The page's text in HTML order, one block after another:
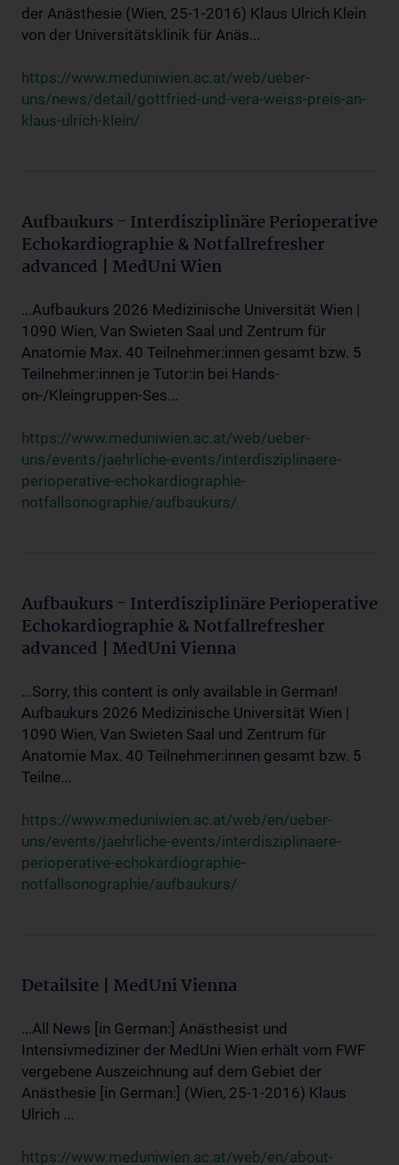
der Anästhesie (Wien, 25-1-2016) Klaus Ulrich Klein
von der Universitätsklinik für Anäs...
https://www.meduniwien.ac.at/web/ueber-
uns/news/detail/gottfried-und-vera-weiss-preis-an-
klaus-ulrich-klein/
Aufbaukurs - Interdisziplinäre Perioperative
Echokardiographie & Notfallrefresher
advanced | MedUni Wien
...Aufbaukurs 2026 Medizinische Universität Wien |
1090 Wien, Van Swieten Saal und Zentrum für
Anatomie Max. 40 Teilnehmer:innen gesamt bzw. 5
Teilnehmer:innen je Tutor:in bei Hands-
on-/Kleingruppen-Ses...
https://www.meduniwien.ac.at/web/ueber-
uns/events/jaehrliche-events/interdisziplinaere-
perioperative-echokardiographie-
notfallsonographie/aufbaukurs/
Aufbaukurs - Interdisziplinäre Perioperative
Echokardiographie & Notfallrefresher
advanced | MedUni Vienna
...Sorry, this content is only available in German!
Aufbaukurs 2026 Medizinische Universität Wien |
1090 Wien, Van Swieten Saal und Zentrum für
Anatomie Max. 40 Teilnehmer:innen gesamt bzw. 5
Teilne...
https://www.meduniwien.ac.at/web/en/ueber-
uns/events/jaehrliche-events/interdisziplinaere-
perioperative-echokardiographie-
notfallsonographie/aufbaukurs/
Detailsite | MedUni Vienna
...All News [in German:] Anästhesist und
Intensivmediziner der MedUni Wien erhält vom FWF
vergebene Auszeichnung auf dem Gebiet der
Anästhesie [in German:] (Wien, 25-1-2016) Klaus
Ulrich ...
https://www.meduniwien.ac.at/web/en/about-